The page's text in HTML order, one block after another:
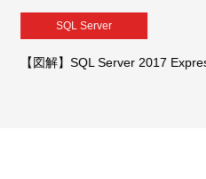
SQL Server
【図解】SQL Server 2017